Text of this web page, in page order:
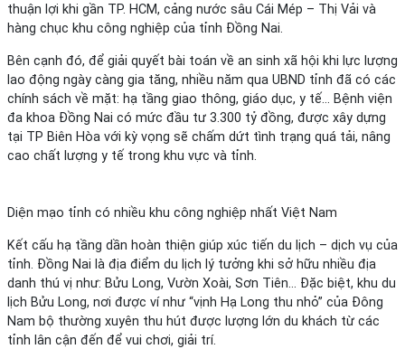
thuận lợi khi gần TP. HCM, cảng nước sâu Cái Mép – Thị Vải và
hàng chục khu công nghiệp của tỉnh Đồng Nai.
Bên cạnh đó, để giải quyết bài toán về an sinh xã hội khi lực lượng
lao động ngày càng gia tăng, nhiều năm qua UBND tỉnh đã có các
chính sách về mặt: hạ tầng giao thông, giáo dục, y tế… Bệnh viện
đa khoa Đồng Nai có mức đầu tư 3.300 tỷ đồng, được xây dựng
tại TP Biên Hòa với kỳ vọng sẽ chấm dứt tình trạng quá tải, nâng
cao chất lượng y tế trong khu vực và tỉnh.
Diện mạo tỉnh có nhiều khu công nghiệp nhất Việt Nam
Kết cấu hạ tầng dần hoàn thiện giúp xúc tiến du lịch – dịch vụ của
tỉnh. Đồng Nai là địa điểm du lịch lý tưởng khi sở hữu nhiều địa
danh thú vị như: Bửu Long, Vườn Xoài, Sơn Tiên… Đặc biệt, khu du
lịch Bửu Long, nơi được ví như “vịnh Hạ Long thu nhỏ” của Đông
Nam bộ thường xuyên thu hút được lượng lớn du khách từ các
tỉnh lân cận đến để vui chơi, giải trí.